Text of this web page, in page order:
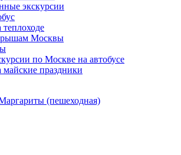
экскурсии
Москвы
по Москве на автобусе
праздники
(пешеходная)